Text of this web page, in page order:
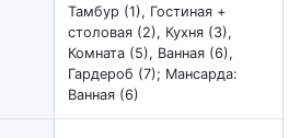
Тамбур (1), Гостиная +
столовая (2), Кухня (3),
Комната (5), Ванная (6),
Гардероб (7); Мансарда:
Ванная (6)